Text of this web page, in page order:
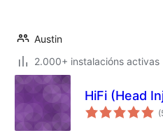
Austin
2.000+ instalacións activas
HiFi (Head